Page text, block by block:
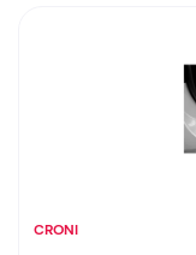
CRONI